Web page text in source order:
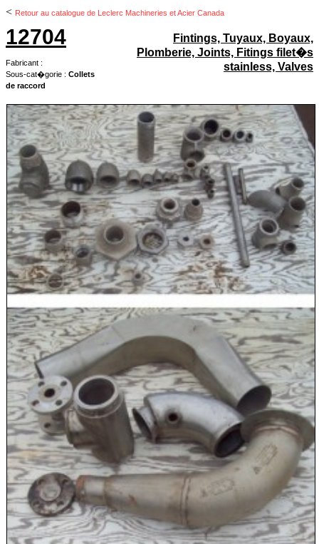
< Retour au catalogue de Leclerc Machineries et Acier Canada
12704
Fabricant :
Sous-cat�gorie : Collets
de raccord
Fintings, Tuyaux, Boyaux,
Plomberie, Joints, Fitings filet�s
stainless, Valves